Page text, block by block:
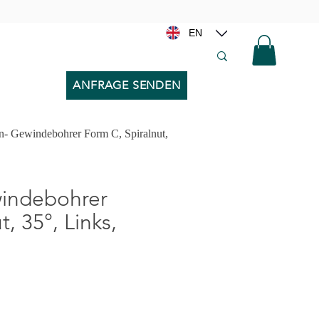
EN
ANFRAGE SENDEN
Filiere per Diametro x Passo >>
Gewindebohrer Form C, Spiralnut,
35°, Links,